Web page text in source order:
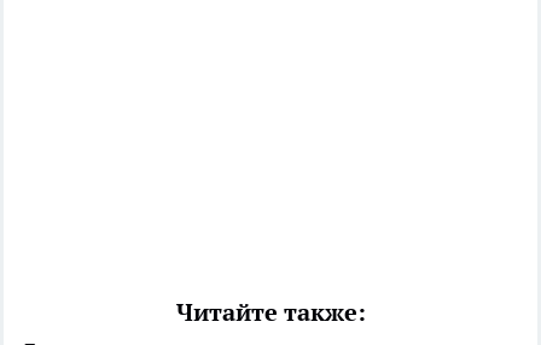
Читайте также: